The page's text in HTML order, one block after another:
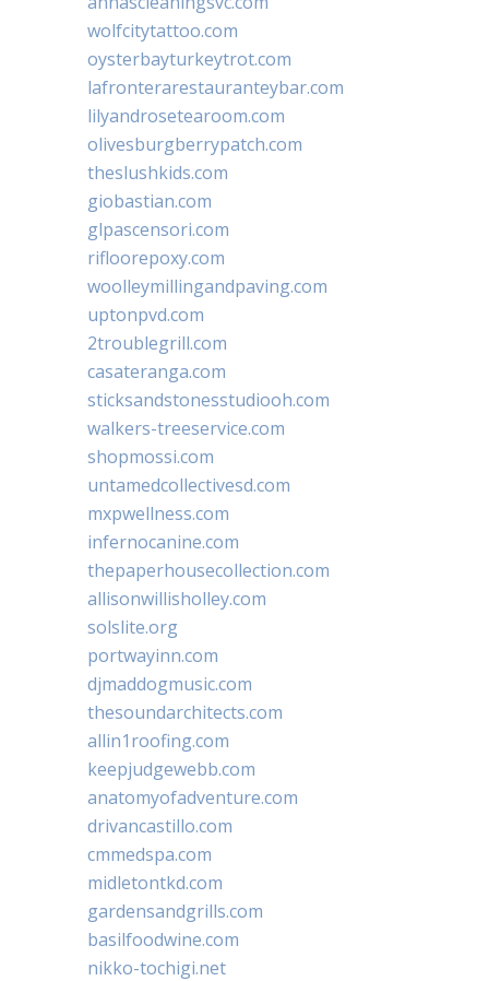
wolfcitytattoo.com
oysterbayturkeytrot.com
lafronterarestauranteybar.com
lilyandrosetearoom.com
olivesburgberrypatch.com
theslushkids.com
giobastian.com
glpascensori.com
rifloorepoxy.com
woolleymillingandpaving.com
uptonpvd.com
2troublegrill.com
casateranga.com
sticksandstonesstudiooh.com
walkers-treeservice.com
shopmossi.com
untamedcollectivesd.com
mxpwellness.com
infernocanine.com
thepaperhousecollection.com
allisonwillisholley.com
solslite.org
portwayinn.com
djmaddogmusic.com
thesoundarchitects.com
allin1roofing.com
keepjudgewebb.com
anatomyofadventure.com
drivancastillo.com
cmmedspa.com
midletontkd.com
gardensandgrills.com
basilfoodwine.com
nikko-tochigi.net